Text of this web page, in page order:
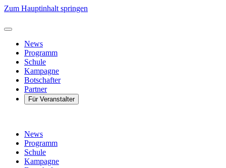
Zum Hauptinhalt springen
News
Programm
Schule
Kampagne
Botschafter
Partner
Für Veranstalter
News
Programm
Schule
Kampagne